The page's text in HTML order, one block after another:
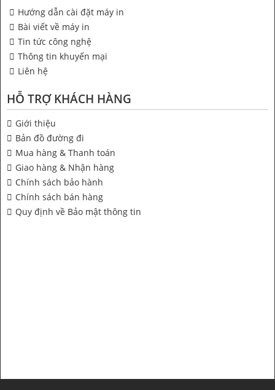
Hướng dẫn cài đặt máy in
Bài viết về máy in
Tin tức công nghệ
Thông tin khuyến mại
Liên hệ
HỖ TRỢ KHÁCH HÀNG
Giới thiệu
Bản đồ đường đi
Mua hàng & Thanh toán
Giao hàng & Nhận hàng
Chính sách bảo hành
Chính sách bán hàng
Quy định về Bảo mật thông tin